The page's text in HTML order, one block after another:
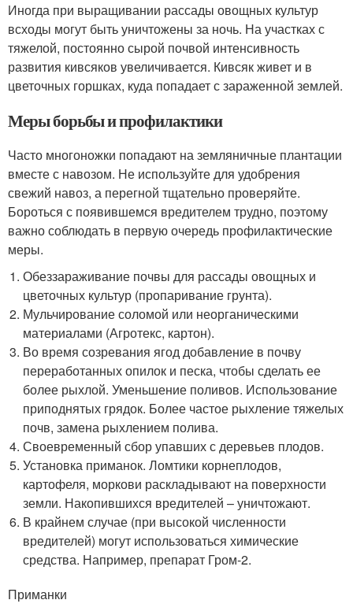
Иногда при выращивании рассады овощных культур
всходы могут быть уничтожены за ночь. На участках с
тяжелой, постоянно сырой почвой интенсивность
развития кивсяков увеличивается. Кивсяк живет и в
цветочных горшках, куда попадает с зараженной землей.
Меры борьбы и профилактики
Часто многоножки попадают на земляничные плантации
вместе с навозом. Не используйте для удобрения
свежий навоз, а перегной тщательно проверяйте.
Бороться с появившемся вредителем трудно, поэтому
важно соблюдать в первую очередь профилактические
меры.
Обеззараживание почвы для рассады овощных и
цветочных культур (пропаривание грунта).
Мульчирование соломой или неорганическими
материалами (Агротекс, картон).
Во время созревания ягод добавление в почву
переработанных опилок и песка, чтобы сделать ее
более рыхлой. Уменьшение поливов. Использование
приподнятых грядок. Более частое рыхление тяжелых
почв, замена рыхлением полива.
Своевременный сбор упавших с деревьев плодов.
Установка приманок. Ломтики корнеплодов,
картофеля, моркови раскладывают на поверхности
земли. Накопившихся вредителей – уничтожают.
В крайнем случае (при высокой численности
вредителей) могут использоваться химические
средства. Например, препарат Гром-2.
Приманки